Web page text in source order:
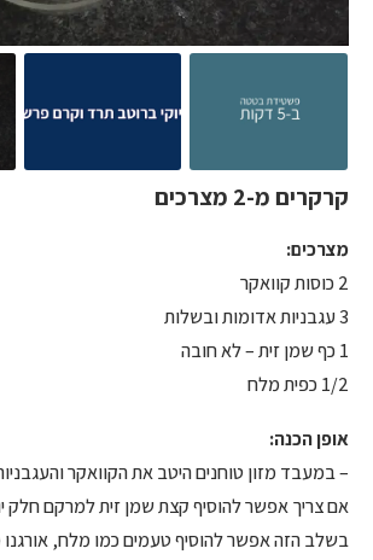
קרקרים מ-2 מצרכים
מצרכים:
2 כוסות קוואקר
3 עגבניות אדומות ובשלות
1 כף שמן זית – לא חובה
1/2 כפית מלח
אופן הכנה:
– במעבד מזון טוחנים היטב את הקוואקר
אם צריך אפשר להוסיף קצת שמן זית למרקם חלק
בשלב הזה אפשר להוסיף טעמים כמו מלח,